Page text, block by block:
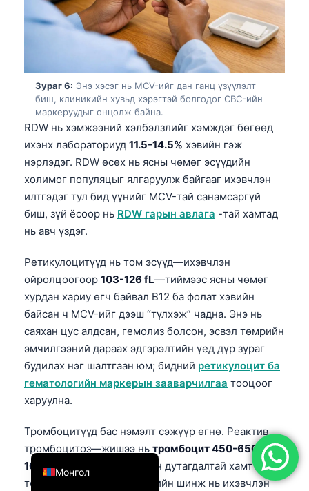
Зураг 6: Энэ хэсэг нь MCV-ийг дан ганц үзүүлэлт
биш, клиникийн хувьд хэрэгтэй болгодог CBC-ийн
маркеруудыг онцолж байна.
RDW нь хэмжээний хэлбэлзлийг хэмждэг бөгөөд
ихэнх лабораториуд 11.5-14.5% хэвийн гэж
нэрлэдэг. RDW өсөх нь ясны чөмөг эсүүдийн
холимог популяцыг ялгаруулж байгааг ихэвчлэн
илтгэдэг тул бид үүнийг MCV-тай санамсаргүй
биш, зүй ёсоор нь RDW гарын авлага -тай хамтад
нь авч үздэг.
Ретикулоцитүүд нь том эсүүд—ихэвчлэн
ойролцоогоор 103-126 fL—тиймээс ясны чөмөг
хурдан хариу өгч байвал B12 ба фолат хэвийн
байсан ч MCV-ийг дээш “түлхэж” чадна. Энэ нь
саяхан цус алдсан, гемолиз болсон, эсвэл төмрийн
эмчилгээний дараах эдгэрэлтийн үед дүр зураг
будилах нэг шалтгаан юм; бидний ретикулоцит ба
гематологийн маркерын зааварчилгаа тооцоог
харуулна.
Тромбоцитүүд бас нэмэлт сэжүүр өгнө. Реактив
тромбоцитоз—жишээ нь тромбоцит 450-650 ×
10^9/L —ихэвчлэн төмрийн дутагдалтай хамт
тохиолддог бол талассемийн шинж нь ихэвчлэн
Монгол
English
Deutsch
العربية
Français
Italiano
Español
Ελληνικά
Română
简体中文
فارسی
Български
Dansk
Nederlands
हिन्दी
Հայերեն
Íslenska